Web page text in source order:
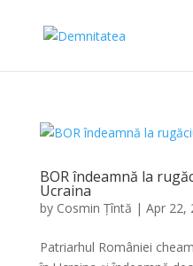
BOR îndeamnă la
Ucraina
by Cosmin Țîntă | Apr 22,
Patriarhul României